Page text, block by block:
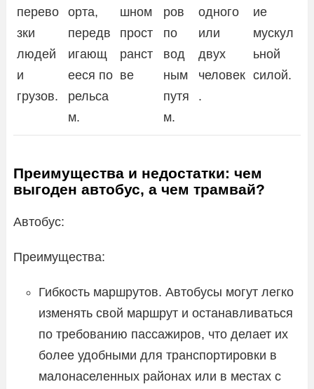
перево
зки
людей
и
грузов.
орта,
передв
игающ
ееся по
рельса
м.
шном
прост
ранст
ве
ров
по
вод
ным
путя
м.
одного
или
двух
человек
.
ие
мускул
ьной
силой.
Преимущества и недостатки: чем
выгоден автобус, а чем трамвай?
Автобус:
Преимущества:
Гибкость маршрутов. Автобусы могут легко
изменять свой маршрут и останавливаться
по требованию пассажиров, что делает их
более удобными для транспортировки в
малонаселенных районах или в местах с